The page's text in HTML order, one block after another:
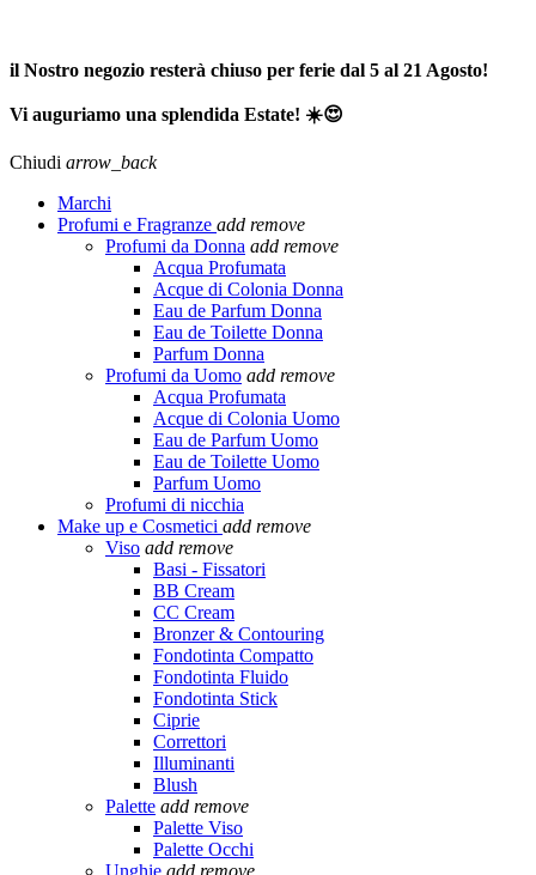
il Nostro negozio resterà chiuso per ferie dal 5 al 21 Agosto!
Vi auguriamo una splendida Estate! ☀️😍
Chiudi arrow_back
Marchi
Profumi e Fragranze add remove
Profumi da Donna add remove
Acqua Profumata
Acque di Colonia Donna
Eau de Parfum Donna
Eau de Toilette Donna
Parfum Donna
Profumi da Uomo add remove
Acqua Profumata
Acque di Colonia Uomo
Eau de Parfum Uomo
Eau de Toilette Uomo
Parfum Uomo
Profumi di nicchia
Make up e Cosmetici add remove
Viso add remove
Basi - Fissatori
BB Cream
CC Cream
Bronzer & Contouring
Fondotinta Compatto
Fondotinta Fluido
Fondotinta Stick
Ciprie
Correttori
Illuminanti
Blush
Palette add remove
Palette Viso
Palette Occhi
Unghie add remove